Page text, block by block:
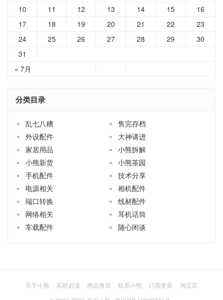
« 7月
10
11 12 13 14 15
16
17
18 19 20 21 22
23
24
25 26 27 28 29
30
31
分类目录
乱七八糟
售完存档
外设配件
大神请进
家居用品
小熊拆解
小熊新货
小熊茶园
手机配件
技术分享
电源相关
相机配件
端口转换
线材配件
网络相关
耳机话筒
车载配件
随心闲谈
关于小熊 买前必读 商品售后 联系小熊 订阅更新
淘宝店